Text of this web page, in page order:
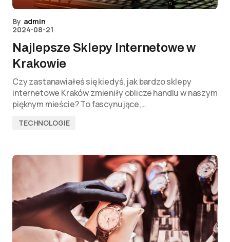
By admin
2024-08-21
Najlepsze Sklepy Internetowe w
Krakowie
Czy zastanawiałeś się kiedyś, jak bardzo sklepy
internetowe Kraków zmieniły oblicze handlu w naszym
pięknym mieście? To fascynujące,…
TECHNOLOGIE